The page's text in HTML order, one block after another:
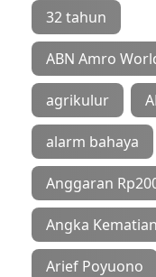
32 tahun
ABN Amro
agrikulur
alarm bahaya
Anggaran
Angka
Arief Poyuono